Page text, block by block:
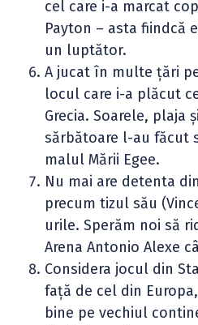
cel care i-a marcat
Payton – asta fiindcă
un luptător.
A jucat în multe țări
locul care i-a plăcut
Grecia. Soarele, plaja
sărbătoare l-au făcut
malul Mării Egee.
Nu mai are detenta
precum tizul său
urile. Sperăm noi să
Arena Antonio Alexe
Considera jocul din
față de cel din
bine pe vechiul